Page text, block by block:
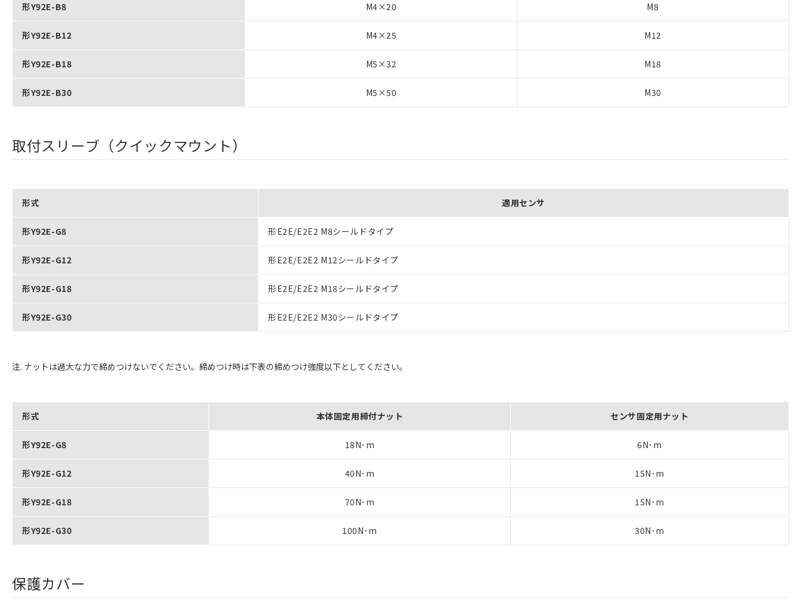
形Y92E-B8 M4×20 M8
形Y92E-B12 M4×25 M12
形Y92E-B18 M5×32 M18
形Y92E-B30 M5×50 M30
取付スリーブ（クイックマウント）
形式 適用センサ
形Y92E-G8 形E2E/E2E2 M8シールドタイプ
形Y92E-G12 形E2E/E2E2 M12シールドタイプ
形Y92E-G18 形E2E/E2E2 M18シールドタイプ
形Y92E-G30 形E2E/E2E2 M30シールドタイプ
注. ナットは過大な力で締めつけないでください。締めつけ時は下表の締めつけ強度以下としてください。
形式 本体固定用締付ナット センサ固定用ナット
形Y92E-G8 18N･m 6N･m
形Y92E-G12 40N･m 15N･m
形Y92E-G18 70N･m 15N･m
形Y92E-G30 100N･m 30N･m
保護カバー